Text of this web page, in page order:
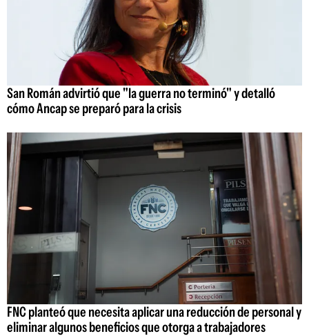
San Román advirtió que "la guerra no terminó" y detalló
cómo Ancap se preparó para la crisis
FNC planteó que necesita aplicar una reducción de personal y
eliminar algunos beneficios que otorga a trabajadores